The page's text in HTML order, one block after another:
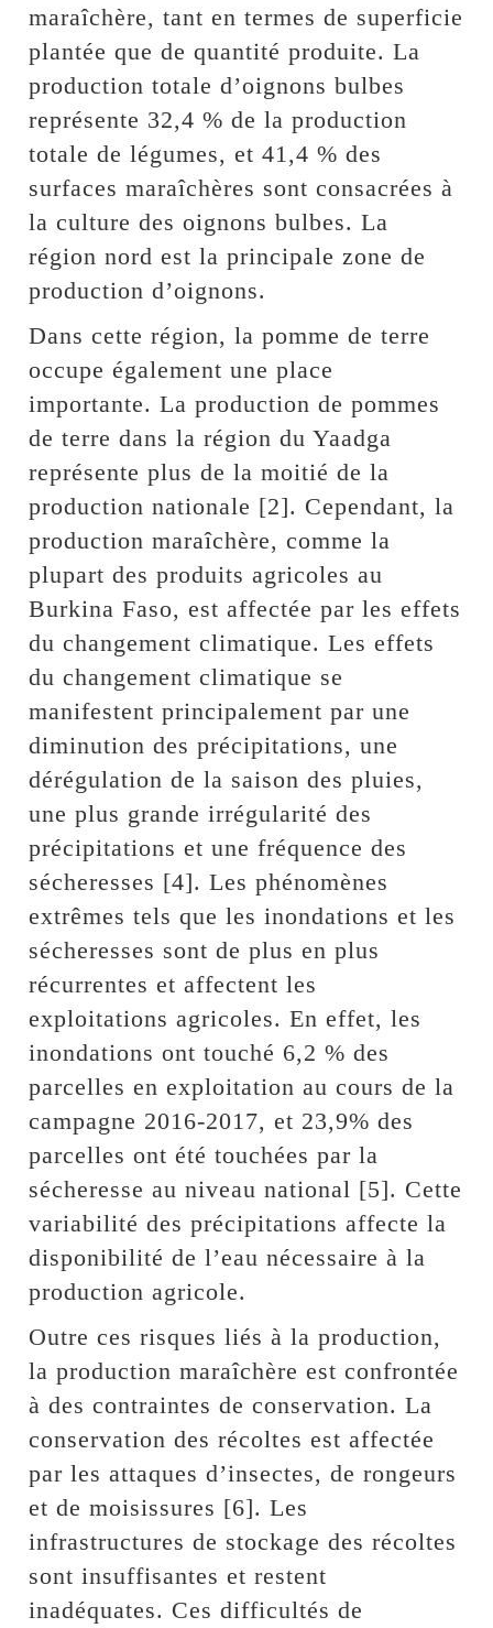
maraîchère, tant en termes de superficie
plantée que de quantité produite. La
production totale d’oignons bulbes
représente 32,4 % de la production
totale de légumes, et 41,4 % des
surfaces maraîchères sont consacrées à
la culture des oignons bulbes. La
région nord est la principale zone de
production d’oignons.
Dans cette région, la pomme de terre
occupe également une place
importante. La production de pommes
de terre dans la région du Yaadga
représente plus de la moitié de la
production nationale [2]. Cependant, la
production maraîchère, comme la
plupart des produits agricoles au
Burkina Faso, est affectée par les effets
du changement climatique. Les effets
du changement climatique se
manifestent principalement par une
diminution des précipitations, une
dérégulation de la saison des pluies,
une plus grande irrégularité des
précipitations et une fréquence des
sécheresses [4]. Les phénomènes
extrêmes tels que les inondations et les
sécheresses sont de plus en plus
récurrentes et affectent les
exploitations agricoles. En effet, les
inondations ont touché 6,2 % des
parcelles en exploitation au cours de la
campagne 2016-2017, et 23,9% des
parcelles ont été touchées par la
sécheresse au niveau national [5]. Cette
variabilité des précipitations affecte la
disponibilité de l’eau nécessaire à la
production agricole.
Outre ces risques liés à la production,
la production maraîchère est confrontée
à des contraintes de conservation. La
conservation des récoltes est affectée
par les attaques d’insectes, de rongeurs
et de moisissures [6]. Les
infrastructures de stockage des récoltes
sont insuffisantes et restent
inadéquates. Ces difficultés de